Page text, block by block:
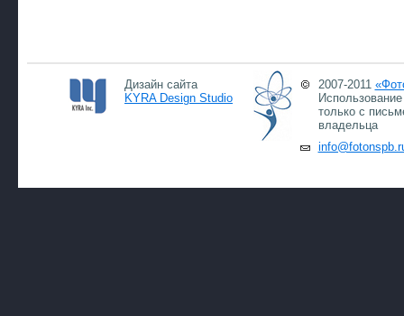
Дизайн сайта
KYRA Design Studio
2007-2011
только с
владельца